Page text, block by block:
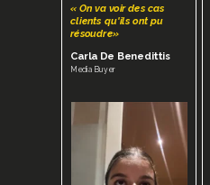
« On va voir des cas
clients qu'ils ont pu
résoudre»
Carla De Benedittis
Media Buyer